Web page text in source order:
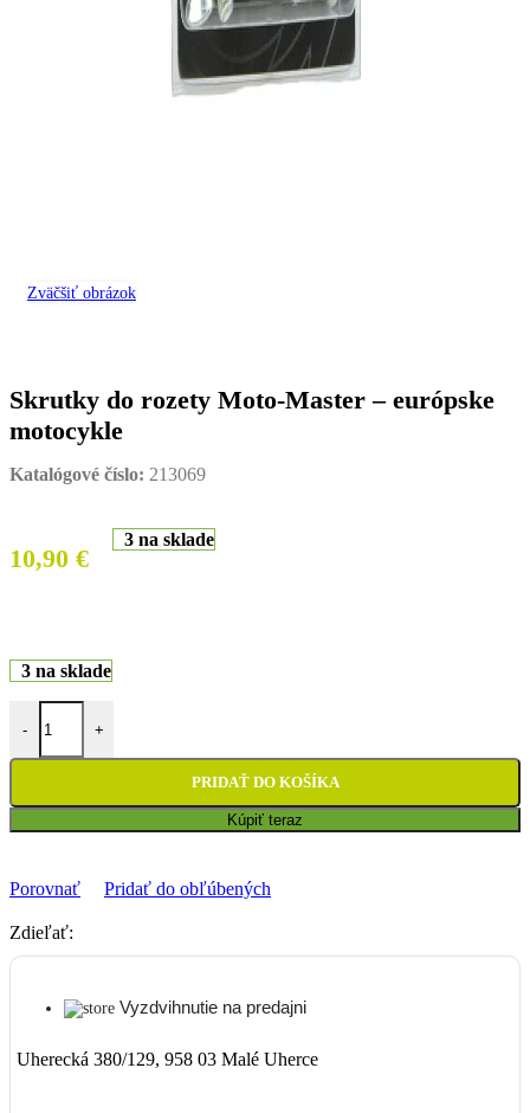
Zväčšiť obrázok
Skrutky do rozety Moto-Master – európske
motocykle
Katalógové číslo: 213069
10,90 €
3 na sklade
3 na sklade
- +
PRIDAŤ DO KOŠÍKA
Kúpiť teraz
Porovnať Pridať do obľúbených
Zdieľať:
Vyzdvihnutie na predajni
Uherecká 380/129, 958 03 Malé Uherce